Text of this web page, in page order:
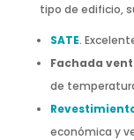
tipo de edificio,
SATE.
Fachada
de
económica y